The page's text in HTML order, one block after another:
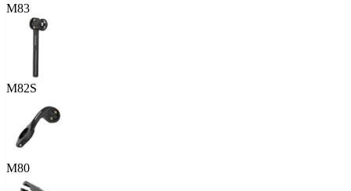
M83
M82S
M80